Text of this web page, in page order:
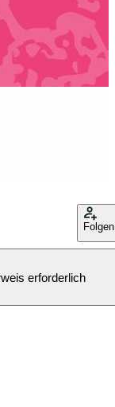
Folgen
erforderlich